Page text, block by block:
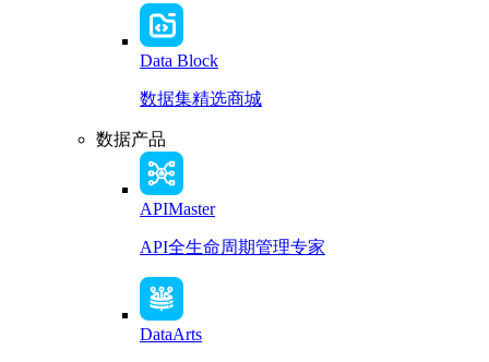
Data Block
数据集精选商城
数据产品
APIMaster
API全生命周期管理专家
DataArts